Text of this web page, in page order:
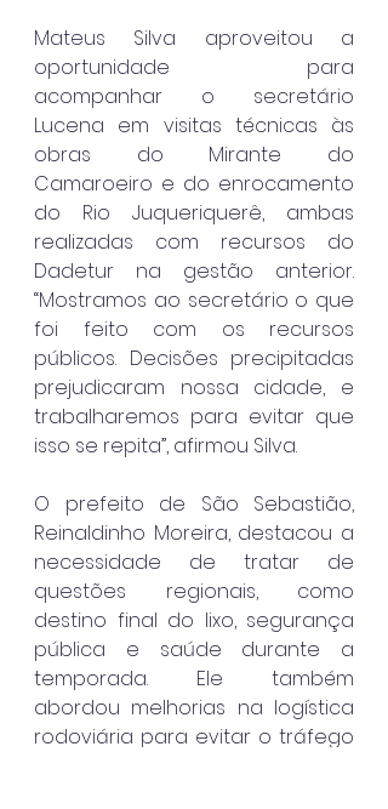
Mateus Silva aproveitou a
oportunidade para
acompanhar o secretário
Lucena em visitas técnicas às
obras do Mirante do
Camaroeiro e do enrocamento
do Rio Juqueriquerê, ambas
realizadas com recursos do
Dadetur na gestão anterior.
“Mostramos ao secretário o que
foi feito com os recursos
públicos. Decisões precipitadas
prejudicaram nossa cidade, e
trabalharemos para evitar que
isso se repita”, afirmou Silva.
O prefeito de São Sebastião,
Reinaldinho Moreira, destacou a
necessidade de tratar de
questões regionais, como
destino final do lixo, segurança
pública e saúde durante a
temporada. Ele também
abordou melhorias na logística
rodoviária para evitar o tráfego